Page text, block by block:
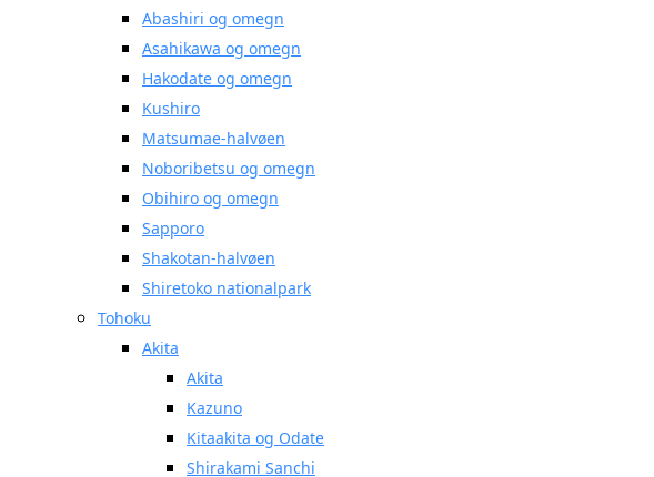
Abashiri og omegn
Asahikawa og omegn
Hakodate og omegn
Kushiro
Matsumae-halvøen
Noboribetsu og omegn
Obihiro og omegn
Sapporo
Shakotan-halvøen
Shiretoko nationalpark
Tohoku
Akita
Akita
Kazuno
Kitaakita og Odate
Shirakami Sanchi